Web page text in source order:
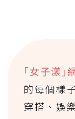
｢女子漾｣
的每個樣
穿搭、娛